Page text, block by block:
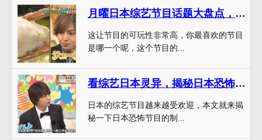
月曜日本综艺节目话题大盘点，哪个节目是你最喜欢的？
这让节目的可玩性非常高，你最喜欢的节目
是哪一个呢，这个节目的...
看综艺日本灵异，揭秘日本恐怖节目的制作秘密
日本的综艺节目越来越受欢迎，本文就来揭
秘一下日本恐怖节目的制...